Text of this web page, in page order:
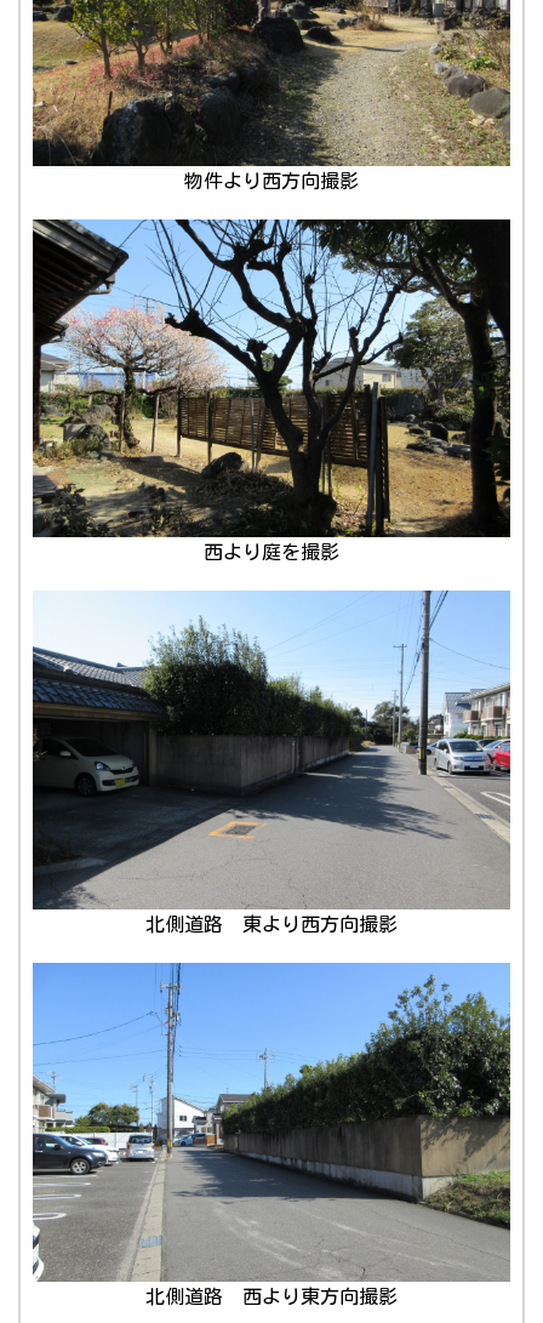
物件より西方向撮影
西より庭を撮影
北側道路 東より西方向撮影
北側道路 西より東方向撮影